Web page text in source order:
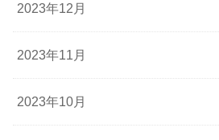
2023年12月
2023年11月
2023年10月